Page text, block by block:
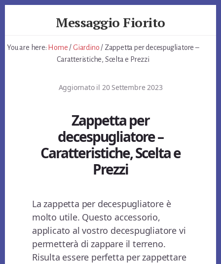
Messaggio Fiorito
e
You are here: Home /Giardino / Zappetta per decespugliatore –
Caratteristiche, Scelta e Prezzi
Aggiornato il 20 Settembre 2023
Zappetta per
decespugliatore –
Caratteristiche, Scelta e
Prezzi
La zappetta per decespugliatore è
molto utile. Questo accessorio,
applicato al vostro decespugliatore vi
permetterà di zappare il terreno.
Risulta essere perfetta per zappettare